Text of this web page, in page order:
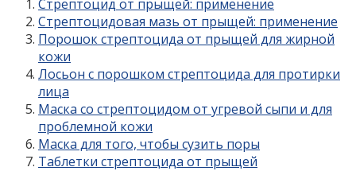
Стрептоцид от прыщей: применение
Стрептоцидовая мазь от прыщей: применение
Порошок стрептоцида от прыщей для жирной
кожи
Лосьон с порошком стрептоцида для протирки
лица
Маска со стрептоцидом от угревой сыпи и для
проблемной кожи
Маска для того, чтобы сузить поры
Таблетки стрептоцида от прыщей